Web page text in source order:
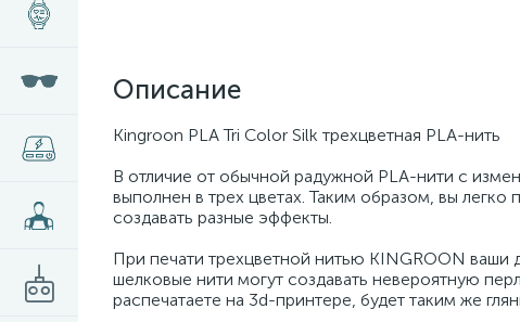
Описание
Kingroon PLA Tri Color Silk трехцветная PLA-нить
В отличие от обычной радужной PLA-нити с
выполнен в трех цветах. Таким образом, вы легко
создавать разные эффекты.
При печати трехцветной нитью KINGROON ваши
шелковые нити могут создавать невероятную
распечатаете на 3d-принтере, будет таким же